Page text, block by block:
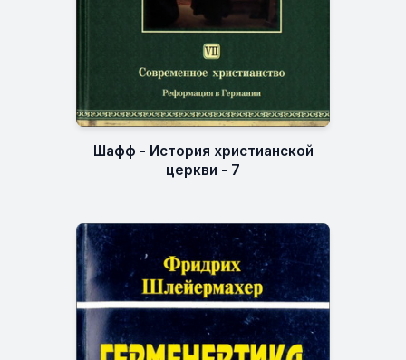
Шафф - История христианской
церкви - 7